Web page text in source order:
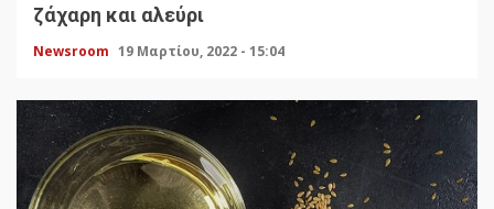
ζάχαρη και αλεύρι
Newsroom 19 Μαρτίου, 2022 - 15:04